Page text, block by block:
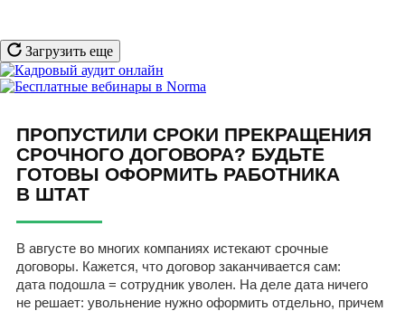
Загрузить еще
ПРОПУСТИЛИ СРОКИ ПРЕКРАЩЕНИЯ
СРОЧНОГО ДОГОВОРА? БУДЬТЕ
ГОТОВЫ ОФОРМИТЬ РАБОТНИКА
В ШТАТ
В августе во многих компаниях истекают срочные
договоры. Кажется, что договор заканчивается сам:
дата подошла = сотрудник уволен. На деле дата ничего
не решает: увольнение нужно оформить отдельно, причем